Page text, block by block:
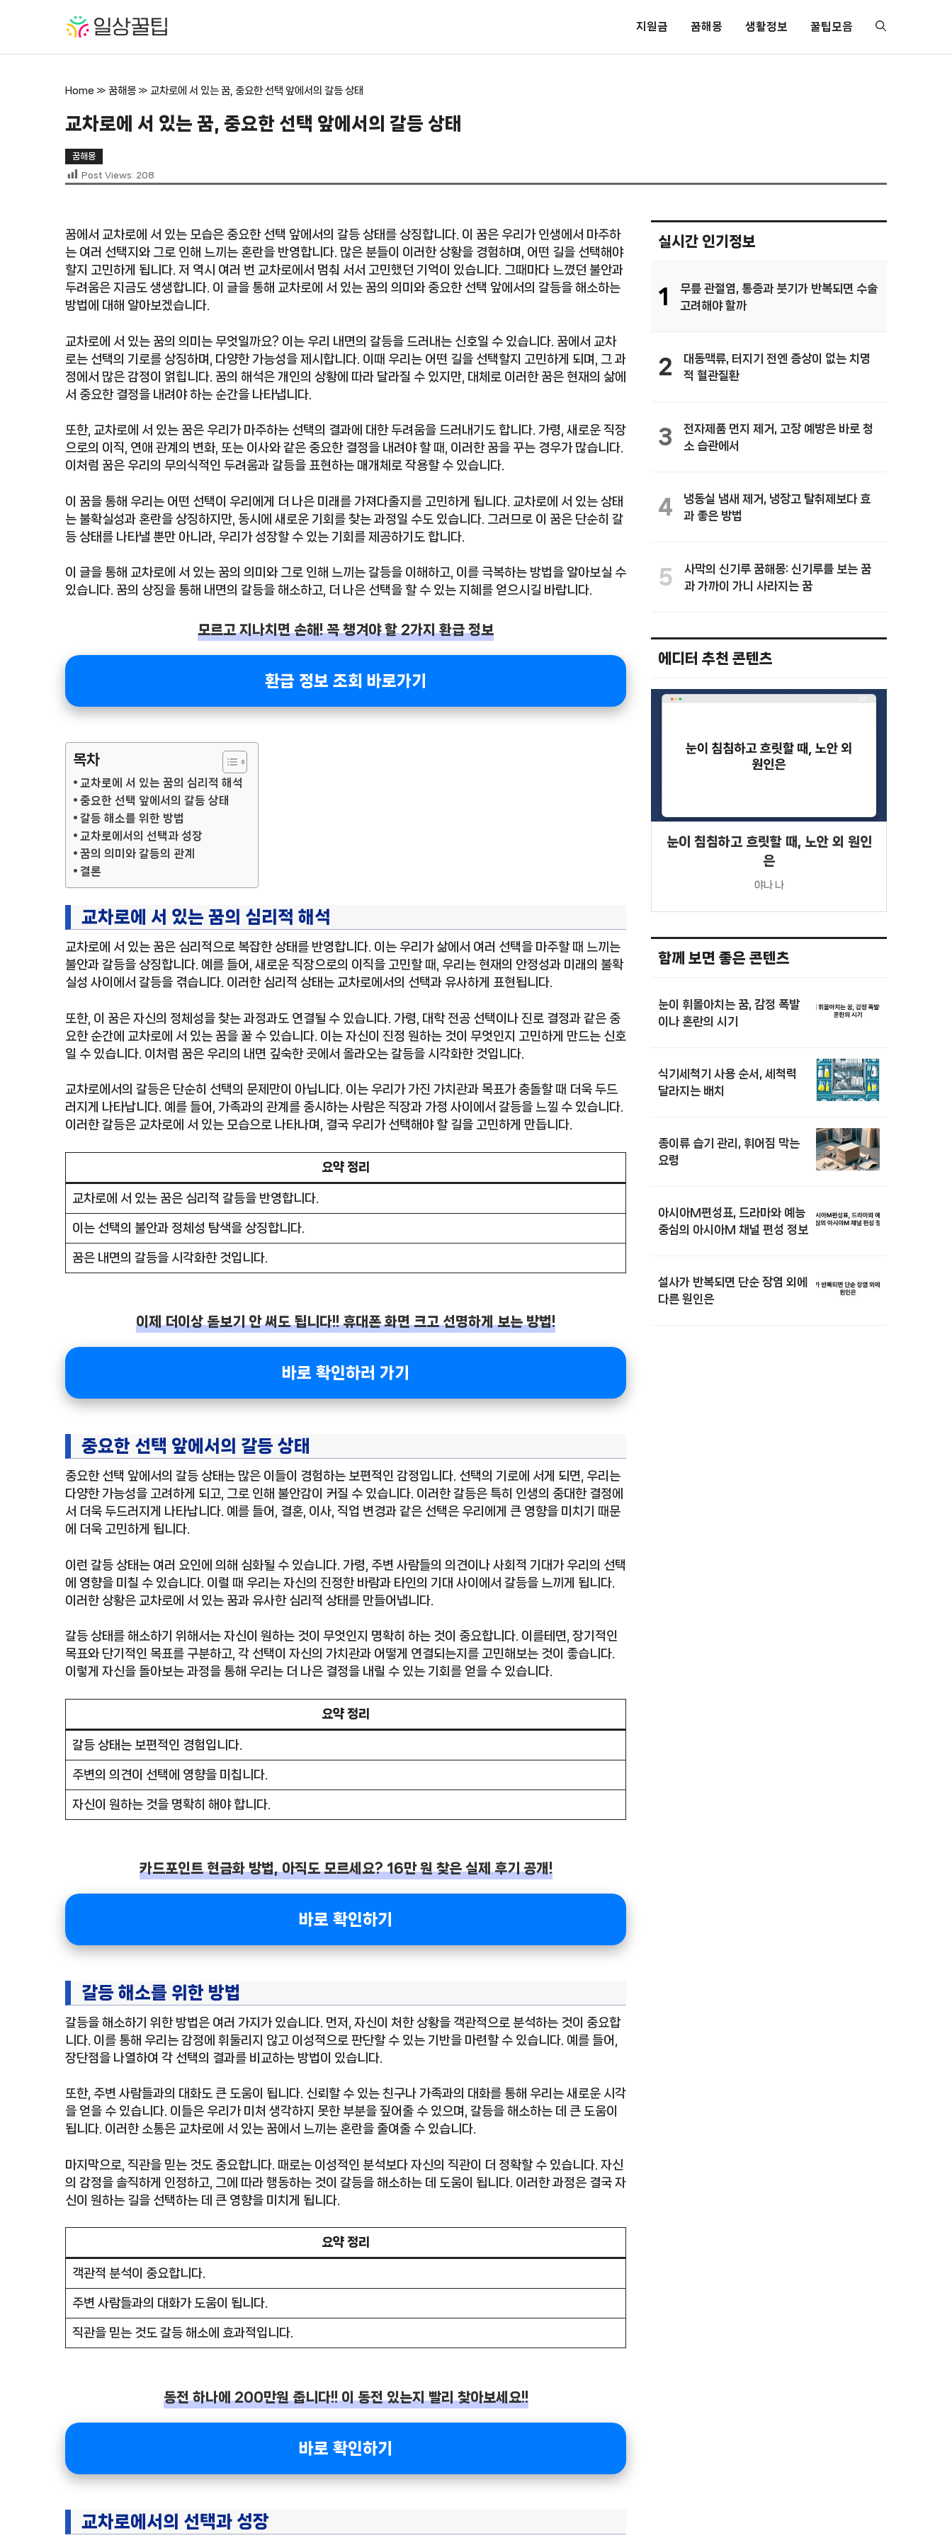
지원금 꿈해몽 생활정보 꿀팁모음
Home » 꿈해몽 » 교차로에 서 있는 꿈, 중요한 선택 앞에서의 갈등 상태
교차로에 서 있는 꿈, 중요한 선택 앞에서의 갈등 상태
꿈해몽
Post Views: 208
꿈에서 교차로에 서 있는 모습은 중요한 선택 앞에서의 갈등 상태를 상징합니다. 이 꿈은 우리가 인생에서 마주하
는 여러 선택지와 그로 인해 느끼는 혼란을 반영합니다. 많은 분들이 이러한 상황을 경험하며, 어떤 길을 선택해야
할지 고민하게 됩니다. 저 역시 여러 번 교차로에서 멈춰 서서 고민했던 기억이 있습니다. 그때마다 느꼈던 불안과
두려움은 지금도 생생합니다. 이 글을 통해 교차로에 서 있는 꿈의 의미와 중요한 선택 앞에서의 갈등을 해소하는
방법에 대해 알아보겠습니다.
교차로에 서 있는 꿈의 의미는 무엇일까요? 이는 우리 내면의 갈등을 드러내는 신호일 수 있습니다. 꿈에서 교차
로는 선택의 기로를 상징하며, 다양한 가능성을 제시합니다. 이때 우리는 어떤 길을 선택할지 고민하게 되며, 그 과
정에서 많은 감정이 얽힙니다. 꿈의 해석은 개인의 상황에 따라 달라질 수 있지만, 대체로 이러한 꿈은 현재의 삶에
서 중요한 결정을 내려야 하는 순간을 나타냅니다.
또한, 교차로에 서 있는 꿈은 우리가 마주하는 선택의 결과에 대한 두려움을 드러내기도 합니다. 가령, 새로운 직장
으로의 이직, 연애 관계의 변화, 또는 이사와 같은 중요한 결정을 내려야 할 때, 이러한 꿈을 꾸는 경우가 많습니다.
이처럼 꿈은 우리의 무의식적인 두려움과 갈등을 표현하는 매개체로 작용할 수 있습니다.
이 꿈을 통해 우리는 어떤 선택이 우리에게 더 나은 미래를 가져다줄지를 고민하게 됩니다. 교차로에 서 있는 상태
는 불확실성과 혼란을 상징하지만, 동시에 새로운 기회를 찾는 과정일 수도 있습니다. 그러므로 이 꿈은 단순히 갈
등 상태를 나타낼 뿐만 아니라, 우리가 성장할 수 있는 기회를 제공하기도 합니다.
이 글을 통해 교차로에 서 있는 꿈의 의미와 그로 인해 느끼는 갈등을 이해하고, 이를 극복하는 방법을 알아보실 수
있습니다. 꿈의 상징을 통해 내면의 갈등을 해소하고, 더 나은 선택을 할 수 있는 지혜를 얻으시길 바랍니다.
모르고 지나치면 손해! 꼭 챙겨야 할 2가지 환급 정보
환급 정보 조회 바로가기
목차
교차로에 서 있는 꿈의 심리적 해석
중요한 선택 앞에서의 갈등 상태
갈등 해소를 위한 방법
교차로에서의 선택과 성장
꿈의 의미와 갈등의 관계
결론
교차로에 서 있는 꿈의 심리적 해석
교차로에 서 있는 꿈은 심리적으로 복잡한 상태를 반영합니다. 이는 우리가 삶에서 여러 선택을 마주할 때 느끼는
불안과 갈등을 상징합니다. 예를 들어, 새로운 직장으로의 이직을 고민할 때, 우리는 현재의 안정성과 미래의 불확
실성 사이에서 갈등을 겪습니다. 이러한 심리적 상태는 교차로에서의 선택과 유사하게 표현됩니다.
또한, 이 꿈은 자신의 정체성을 찾는 과정과도 연결될 수 있습니다. 가령, 대학 전공 선택이나 진로 결정과 같은 중
요한 순간에 교차로에 서 있는 꿈을 꿀 수 있습니다. 이는 자신이 진정 원하는 것이 무엇인지 고민하게 만드는 신호
일 수 있습니다. 이처럼 꿈은 우리의 내면 깊숙한 곳에서 올라오는 갈등을 시각화한 것입니다.
교차로에서의 갈등은 단순히 선택의 문제만이 아닙니다. 이는 우리가 가진 가치관과 목표가 충돌할 때 더욱 두드
러지게 나타납니다. 예를 들어, 가족과의 관계를 중시하는 사람은 직장과 가정 사이에서 갈등을 느낄 수 있습니다.
이러한 갈등은 교차로에 서 있는 모습으로 나타나며, 결국 우리가 선택해야 할 길을 고민하게 만듭니다.
요약 정리
교차로에 서 있는 꿈은 심리적 갈등을 반영합니다.
이는 선택의 불안과 정체성 탐색을 상징합니다.
꿈은 내면의 갈등을 시각화한 것입니다.
이제 더이상 돋보기 안 써도 됩니다!! 휴대폰 화면 크고 선명하게 보는 방법!
바로 확인하러 가기
중요한 선택 앞에서의 갈등 상태
중요한 선택 앞에서의 갈등 상태는 많은 이들이 경험하는 보편적인 감정입니다. 선택의 기로에 서게 되면, 우리는
다양한 가능성을 고려하게 되고, 그로 인해 불안감이 커질 수 있습니다. 이러한 갈등은 특히 인생의 중대한 결정에
서 더욱 두드러지게 나타납니다. 예를 들어, 결혼, 이사, 직업 변경과 같은 선택은 우리에게 큰 영향을 미치기 때문
에 더욱 고민하게 됩니다.
이런 갈등 상태는 여러 요인에 의해 심화될 수 있습니다. 가령, 주변 사람들의 의견이나 사회적 기대가 우리의 선택
에 영향을 미칠 수 있습니다. 이럴 때 우리는 자신의 진정한 바람과 타인의 기대 사이에서 갈등을 느끼게 됩니다.
이러한 상황은 교차로에 서 있는 꿈과 유사한 심리적 상태를 만들어냅니다.
갈등 상태를 해소하기 위해서는 자신이 원하는 것이 무엇인지 명확히 하는 것이 중요합니다. 이를테면, 장기적인
목표와 단기적인 목표를 구분하고, 각 선택이 자신의 가치관과 어떻게 연결되는지를 고민해보는 것이 좋습니다.
이렇게 자신을 돌아보는 과정을 통해 우리는 더 나은 결정을 내릴 수 있는 기회를 얻을 수 있습니다.
요약 정리
갈등 상태는 보편적인 경험입니다.
주변의 의견이 선택에 영향을 미칩니다.
자신이 원하는 것을 명확히 해야 합니다.
카드포인트 현금화 방법, 아직도 모르세요? 16만 원 찾은 실제 후기 공개!
바로 확인하기
갈등 해소를 위한 방법
갈등을 해소하기 위한 방법은 여러 가지가 있습니다. 먼저, 자신이 처한 상황을 객관적으로 분석하는 것이 중요합
니다. 이를 통해 우리는 감정에 휘둘리지 않고 이성적으로 판단할 수 있는 기반을 마련할 수 있습니다. 예를 들어,
장단점을 나열하여 각 선택의 결과를 비교하는 방법이 있습니다.
또한, 주변 사람들과의 대화도 큰 도움이 됩니다. 신뢰할 수 있는 친구나 가족과의 대화를 통해 우리는 새로운 시각
을 얻을 수 있습니다. 이들은 우리가 미처 생각하지 못한 부분을 짚어줄 수 있으며, 갈등을 해소하는 데 큰 도움이
됩니다. 이러한 소통은 교차로에 서 있는 꿈에서 느끼는 혼란을 줄여줄 수 있습니다.
마지막으로, 직관을 믿는 것도 중요합니다. 때로는 이성적인 분석보다 자신의 직관이 더 정확할 수 있습니다. 자신
의 감정을 솔직하게 인정하고, 그에 따라 행동하는 것이 갈등을 해소하는 데 도움이 됩니다. 이러한 과정은 결국 자
신이 원하는 길을 선택하는 데 큰 영향을 미치게 됩니다.
요약 정리
객관적 분석이 중요합니다.
주변 사람들과의 대화가 도움이 됩니다.
직관을 믿는 것도 갈등 해소에 효과적입니다.
동전 하나에 200만원 줍니다!! 이 동전 있는지 빨리 찾아보세요!!
바로 확인하기
교차로에서의 선택과 성장
실시간 인기정보
1
무릎 관절염, 통증과 붓기가 반복되면 수술
고려해야 할까
2
대동맥류, 터지기 전엔 증상이 없는 치명
적 혈관질환
3
전자제품 먼지 제거, 고장 예방은 바로 청
소 습관에서
4
냉동실 냄새 제거, 냉장고 탈취제보다 효
과 좋은 방법
5
사막의 신기루 꿈해몽: 신기루를 보는 꿈
과 가까이 가니 사라지는 꿈
에디터 추천 콘텐츠
눈이 침침하고 흐릿할 때, 노안 외 원인
은
야나 나
함께 보면 좋은 콘텐츠
눈이 휘몰아치는 꿈, 감정 폭발
이나 혼란의 시기
식기세척기 사용 순서, 세척력
달라지는 배치
종이류 습기 관리, 휘어짐 막는
요령
아시아M편성표, 드라마와 예능
중심의 아시아M 채널 편성 정보
설사가 반복되면 단순 장염 외에
다른 원인은